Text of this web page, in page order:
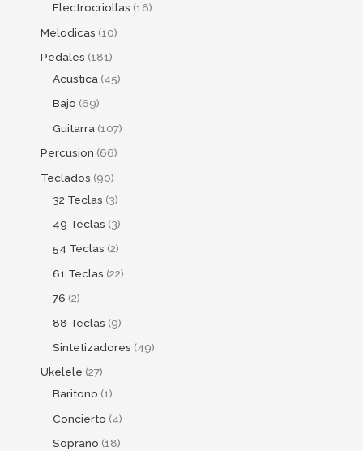
Electrocriollas 16
Melodicas 10
Pedales 181
Acustica 45
Bajo 69
Guitarra 107
Percusion 66
Teclados 90
32 Teclas 3
49 Teclas 3
54 Teclas 2
61 Teclas 22
76 2
88 Teclas 9
Sintetizadores 49
Ukelele 27
Baritono 1
Concierto 4
Soprano 18